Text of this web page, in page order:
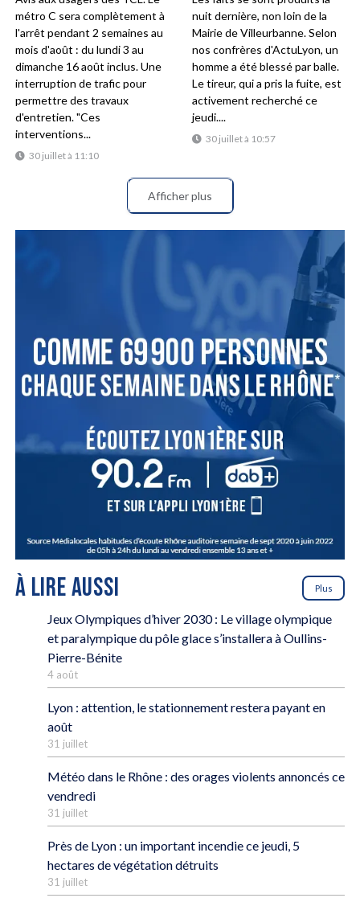
30 juillet à 11:10
métro C sera complètement à
l'arrêt pendant 2 semaines au
mois d'août : du lundi 3 au
dimanche 16 août inclus. Une
interruption de trafic pour
permettre des travaux
d'entretien. "Ces
interventions...
30 juillet à 10:57
nuit dernière, non loin de la
Mairie de Villeurbanne. Selon
nos confrères d'ActuLyon, un
homme a été blessé par balle.
Le tireur, qui a pris la fuite, est
activement recherché ce
jeudi....
Afficher plus
À LIRE AUSSI Plus
Jeux Olympiques d’hiver 2030 : Le village olympique
et paralympique du pôle glace s’installera à Oullins-
Pierre-Bénite
4 août
Lyon : attention, le stationnement restera payant en
août
31 juillet
Météo dans le Rhône : des orages violents annoncés ce
vendredi
31 juillet
Près de Lyon : un important incendie ce jeudi, 5
hectares de végétation détruits
31 juillet